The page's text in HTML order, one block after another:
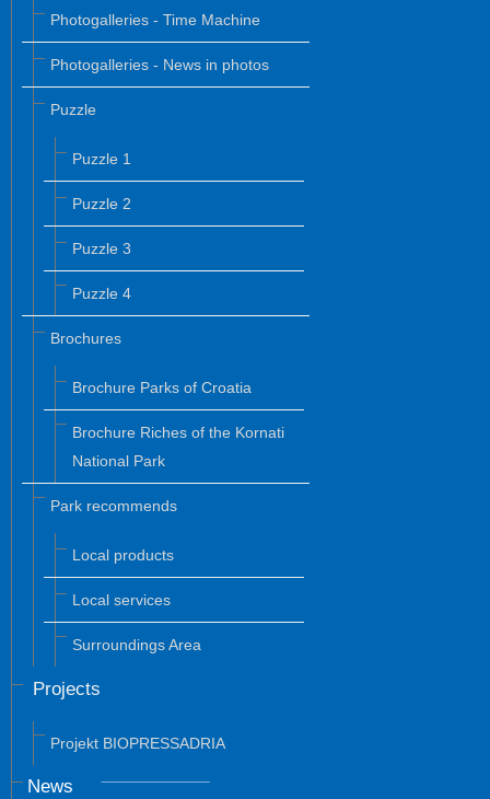
Photogalleries - Time Machine
Photogalleries - News in photos
Puzzle
Puzzle 1
Puzzle 2
Puzzle 3
Puzzle 4
Brochures
Brochure Parks of Croatia
Brochure Riches of the Kornati
National Park
Park recommends
Local products
Local services
Surroundings Area
Projects
Projekt BIOPRESSADRIA
News